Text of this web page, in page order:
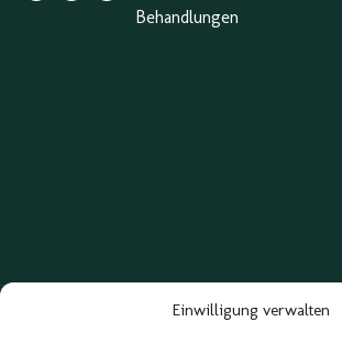
Einwilligung verwalten
Behandlungen
Webdesign & Konzeption von eXP Designs